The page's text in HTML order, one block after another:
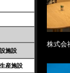
施設
産施設
株式会